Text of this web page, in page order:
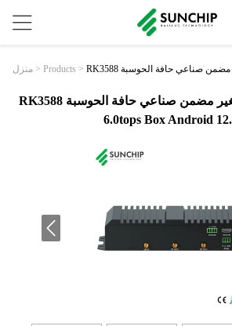
منزل > Products > RK3588 كمبيوتر صغير مضمن صناعي حافة الحوسبة
RK3588 كمبيوتر صغير مضمن صناعي حافة الحوسبة AI NPU
6.0tops Box Android